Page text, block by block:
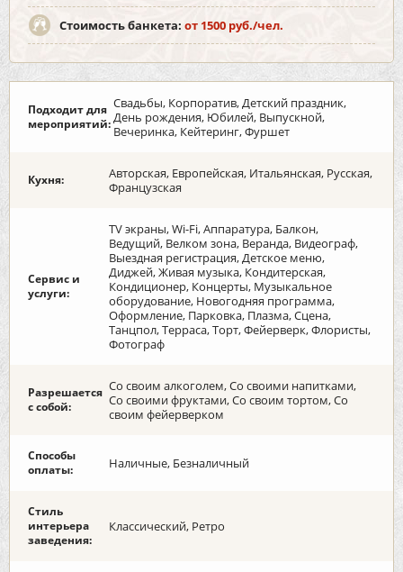
Стоимость банкета: от 1500 руб./чел.
Подходит для
мероприятий:
Свадьбы, Корпоратив, Детский праздник,
День рождения, Юбилей, Выпускной,
Вечеринка, Кейтеринг, Фуршет
Кухня:
Авторская, Европейская, Итальянская, Русская,
Французская
Сервис и
услуги:
TV экраны, Wi-Fi, Аппаратура, Балкон,
Ведущий, Велком зона, Веранда, Видеограф,
Выездная регистрация, Детское меню,
Диджей, Живая музыка, Кондитерская,
Кондиционер, Концерты, Музыкальное
оборудование, Новогодняя программа,
Оформление, Парковка, Плазма, Сцена,
Танцпол, Терраса, Торт, Фейерверк, Флористы,
Фотограф
Разрешается
с собой:
Со своим алкоголем, Со своими напитками,
Со своими фруктами, Со своим тортом, Со
своим фейерверком
Способы
оплаты:
Наличные, Безналичный
Стиль
интерьера
заведения:
Классический, Ретро